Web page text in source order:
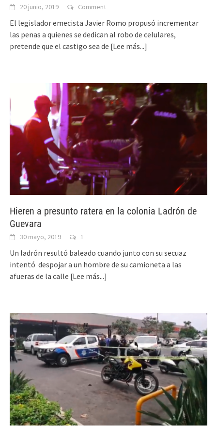
20 junio, 2019 Comment
El legislador emecista Javier Romo propusó incrementar
las penas a quienes se dedican al robo de celulares,
pretende que el castigo sea de [Lee más...]
Hieren a presunto ratera en la colonia Ladrón de
Guevara
30 mayo, 2019 1
Un ladrón resultó baleado cuando junto con su secuaz
intentó despojar a un hombre de su camioneta a las
afueras de la calle [Lee más...]